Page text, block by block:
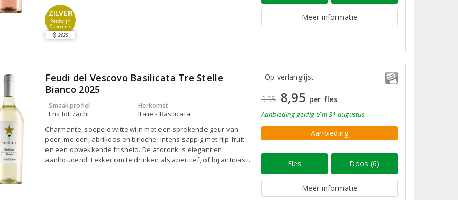
ZILVER
Perswijn
Concours
2025
Meer informatie
Feudi del Vescovo Basilicata Tre Stelle
Bianco 2025
Smaakprofiel
Fris tot zacht
Herkomst
Italië - Basilicata
Charmante, soepele witte wijn met een sprekende geur van
peer, meloen, abrikoos en brioche. Intens sappig met rijp fruit
en een opwekkende frisheid. De afdronk is elegant en
aanhoudend. Lekker om te drinken als aperitief, of bij antipasti.
Op verlanglijst
9,95 8,95 per fles
Aanbiedinggeldig t/m 31 augustus
Aanbieding
Fles Doos (6)
Meer informatie